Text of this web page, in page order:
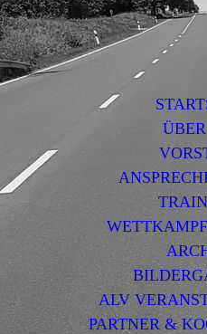
ALV
PARTNER &